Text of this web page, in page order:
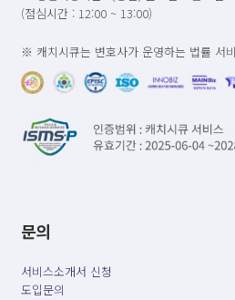
(점심시간 : 12:00 ~ 13:00)
※ 캐치시큐는 변호사가 운영하는 법률 서
문의
서비스소개서 신청
도입문의